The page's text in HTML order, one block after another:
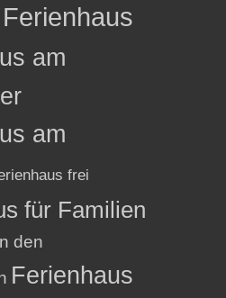
Ferienhaus
am
am
frei
für Familien
den
Ferienhaus